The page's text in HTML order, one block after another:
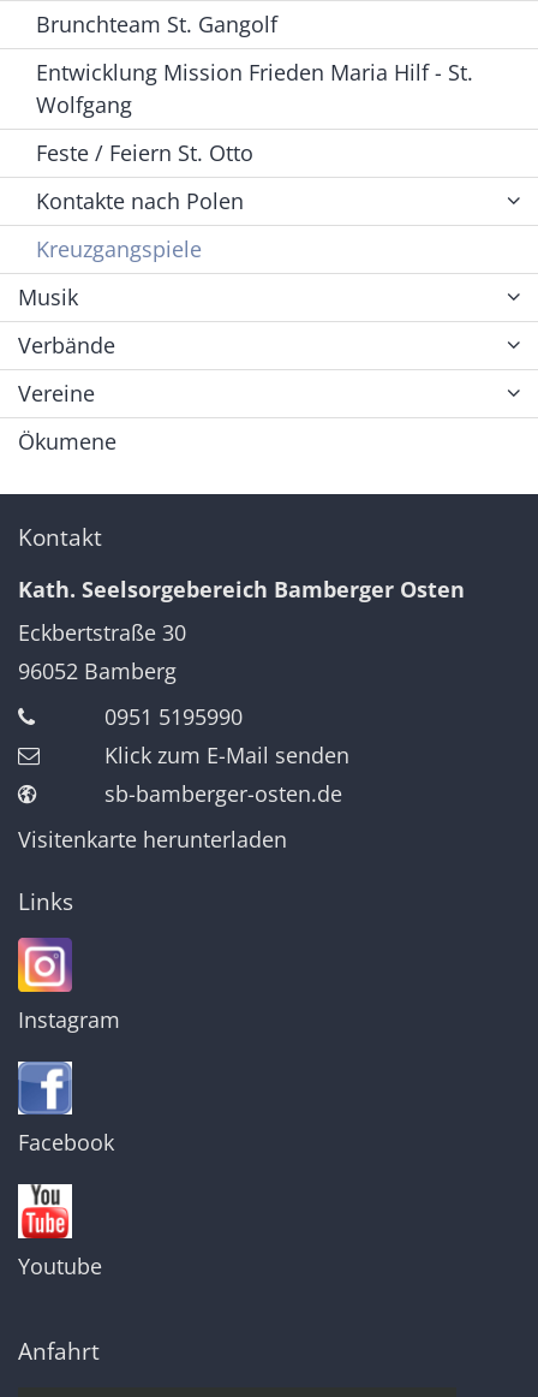
Brunchteam St. Gangolf
Entwicklung Mission Frieden Maria Hilf - St.
Wolfgang
Feste / Feiern St. Otto
Kontakte nach Polen
Kreuzgangspiele
Musik
Verbände
Vereine
Ökumene
Kontakt
Kath. Seelsorgebereich Bamberger Osten
Eckbertstraße 30
96052 Bamberg
0951 5195990
Klick zum E-Mail senden
sb-bamberger-osten.de
Visitenkarte herunterladen
Links
Instagram
Facebook
Youtube
Anfahrt